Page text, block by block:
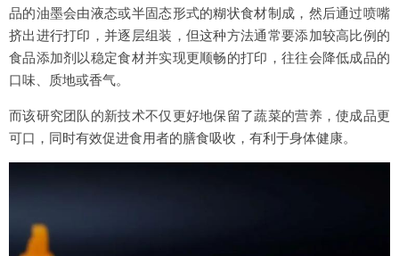
品的油墨会由液态或半固态形式的糊状食材制成，然后通过喷嘴
挤出进行打印，并逐层组装，但这种方法通常要添加较高比例的
食品添加剂以稳定食材并实现更顺畅的打印，往往会降低成品的
口味、质地或香气。
而该研究团队的新技术不仅更好地保留了蔬菜的营养，使成品更
可口，同时有效促进食用者的膳食吸收，有利于身体健康。